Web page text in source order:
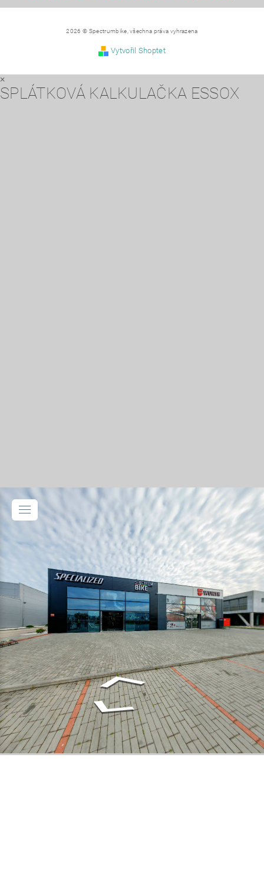
2026 © Spectrumbike, všechna práva vyhrazena
Vytvořil Shoptet
×
SPLÁTKOVÁ KALKULAČKA ESSOX